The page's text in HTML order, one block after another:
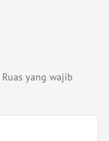
Ruas yang wajib